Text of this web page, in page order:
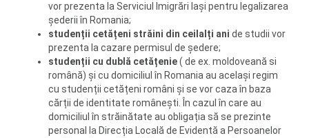
vor prezenta la Serviciul Imigrări Iași pentru legalizarea
șederii în Romania;
studenții cetățeni străini din ceilalți ani de studii vor
prezenta la cazare permisul de ședere;
studenții cu dublă cetățenie( de ex. moldoveană si
română) și cu domiciliul în Romania au același regim
cu studenții cetățeni români și se vor caza în baza
cărții de identitate românești. În cazul în care au
domiciliul în străinătate au obligația să se prezinte
personal la Direcția Locală de Evidentă a Persoanelor